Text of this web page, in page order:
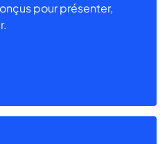
pour présenter,